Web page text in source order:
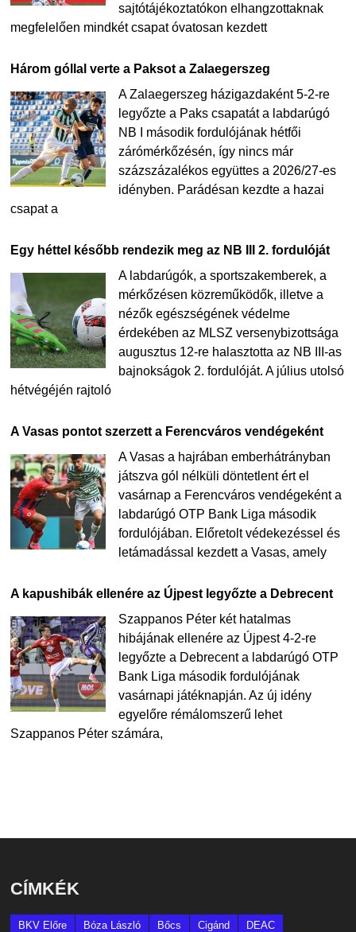
sajtótájékoztatókon elhangzottaknak
megfelelően mindkét csapat óvatosan kezdett
Három góllal verte a Paksot a Zalaegerszeg
A Zalaegerszeg házigazdaként 5-2-re
legyőzte a Paks csapatát a labdarúgó
NB I második fordulójának hétfői
zárómérkőzésén, így nincs már
százszázalékos együttes a 2026/27-es
idényben. Parádésan kezdte a hazai
csapat a
Egy héttel később rendezik meg az NB III 2. fordulóját
A labdarúgók, a sportszakemberek, a
mérkőzésen közreműködők, illetve a
nézők egészségének védelme
érdekében az MLSZ versenybizottsága
augusztus 12-re halasztotta az NB III-as
bajnokságok 2. fordulóját. A július utolsó
hétvégéjén rajtoló
A Vasas pontot szerzett a Ferencváros vendégeként
A Vasas a hajrában emberhátrányban
játszva gól nélküli döntetlent ért el
vasárnap a Ferencváros vendégeként a
labdarúgó OTP Bank Liga második
fordulójában. Előretolt védekezéssel és
letámadással kezdett a Vasas, amely
A kapushibák ellenére az Újpest legyőzte a Debrecent
Szappanos Péter két hatalmas
hibájának ellenére az Újpest 4-2-re
legyőzte a Debrecent a labdarúgó OTP
Bank Liga második fordulójának
vasárnapi játéknapján. Az új idény
egyelőre rémálomszerű lehet
Szappanos Péter számára,
CÍMKÉK
BKV Előre Bóza László Bőcs Cigánd
DEAC